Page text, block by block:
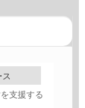
支援する